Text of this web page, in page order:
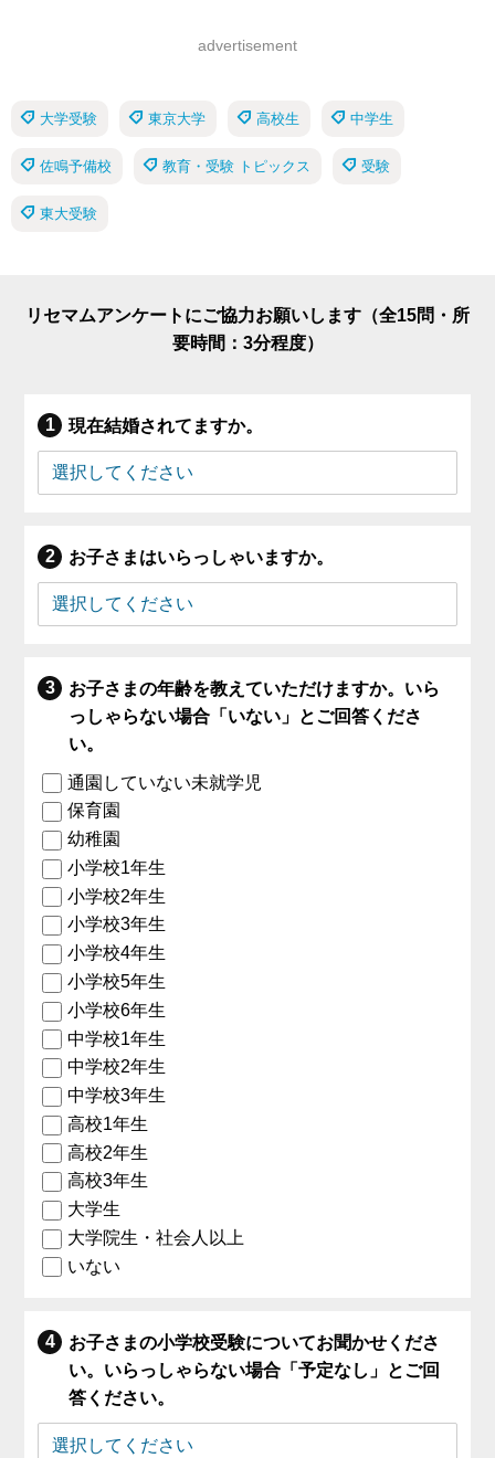
advertisement
大学受験 東京大学 高校生 中学生
佐鳴予備校 教育・受験 トピックス 受験
東大受験
リセマムアンケートにご協力お願いします（全15問・所
要時間：3分程度）
現在結婚されてますか。
お子さまはいらっしゃいますか。
お子さまの年齢を教えていただけますか。いら
っしゃらない場合「いない」とご回答くださ
い。
通園していない未就学児
保育園
幼稚園
小学校1年生
小学校2年生
小学校3年生
小学校4年生
小学校5年生
小学校6年生
中学校1年生
中学校2年生
中学校3年生
高校1年生
高校2年生
高校3年生
大学生
大学院生・社会人以上
いない
お子さまの小学校受験についてお聞かせくださ
い。いらっしゃらない場合「予定なし」とご回
答ください。